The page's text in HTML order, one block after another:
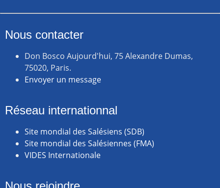
Nous contacter
Don Bosco Aujourd'hui, 75 Alexandre Dumas,
75020, Paris.
Envoyer un message
Réseau internationnal
Site mondial des Salésiens (SDB)
Site mondial des Salésiennes (FMA)
VIDES Internationale